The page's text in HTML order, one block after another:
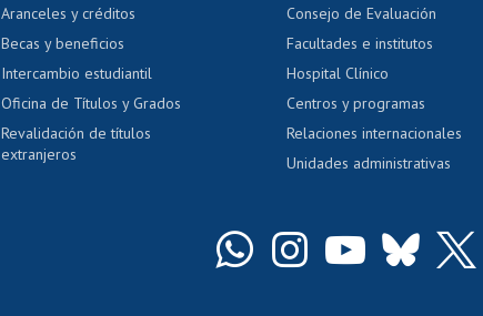
Certificado de títulos y grados
Postulación al AUCAI
Aranceles y créditos
Becas y beneficios
Intercambio estudiantil
Oficina de Títulos y Grados
Revalidación de títulos
extranjeros
Consejo de Evaluación
Facultades e institutos
Hospital Clínico
Centros y programas
Relaciones internacionales
Unidades administrativas